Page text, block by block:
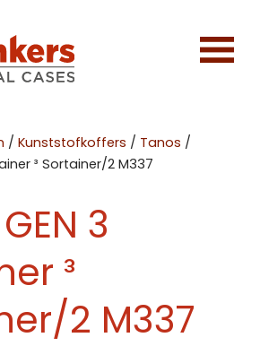
/Kunststofkoffers / Tanos /
³ Sortainer/2 M337
3
³
2 M337